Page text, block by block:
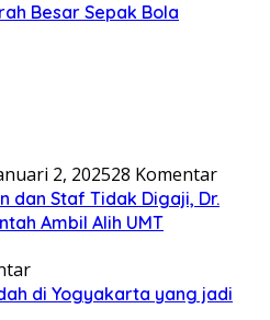
Besar Sepak Bola
2, 202528 Komentar
dan Staf Tidak Digaji, Dr.
Ambil Alih UMT
di Yogyakarta yang jadi